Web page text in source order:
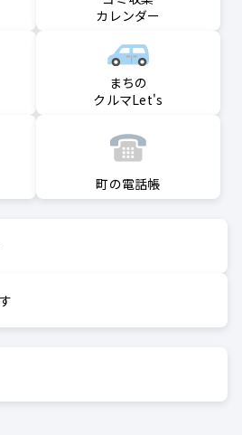
カレンダー
まちの
クルマLet's
町の電話帳